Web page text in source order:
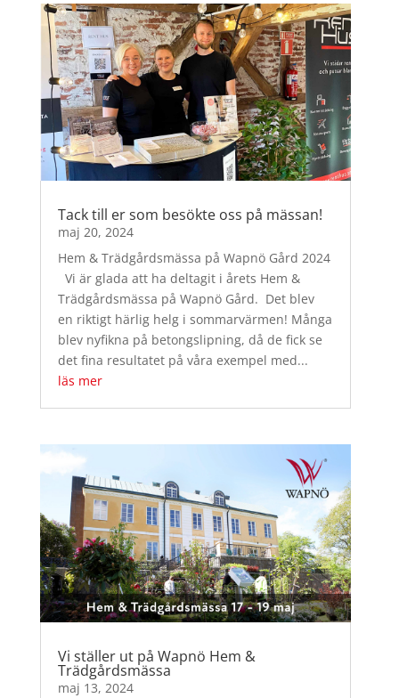
Tack till er som besökte oss på mässan!
maj 20, 2024
Hem & Trädgårdsmässa på Wapnö Gård 2024
Vi är glada att ha deltagit i årets Hem &
Trädgårdsmässa på Wapnö Gård. Det blev
en riktigt härlig helg i sommarvärmen! Många
blev nyfikna på betongslipning, då de fick se
det fina resultatet på våra exempel med...
läs mer
Vi ställer ut på Wapnö Hem &
Trädgårdsmässa
maj 13, 2024